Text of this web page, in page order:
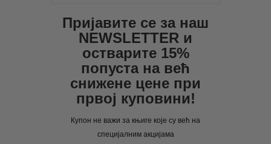
Пријавите се за наш
NEWSLETTER и
остварите 15%
попуста на већ
снижене цене при
првој куповини!
Купон не важи за књиге које су већ на
специјалним акцијама